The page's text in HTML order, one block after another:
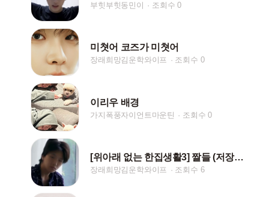
부힛부힛동민이 조회수 0
미쳣어 코즈가 미쳣어
장래희망김운학와이프 조회수 0
이리우 배경
가지폭풍자이언트마운틴 조회수 0
[위아래 없는 한집생활3] 짤들 (저장시 핱/댓)
장래희망김운학와이프 조회수 6